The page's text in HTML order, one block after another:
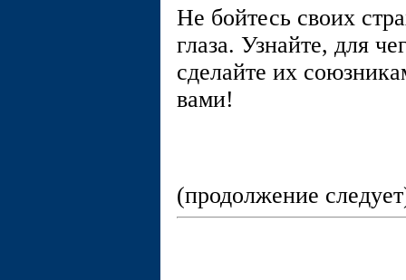
Не бойтесь своих
глаза. Узнайте, для
сделайте их
вами!
(продолжение